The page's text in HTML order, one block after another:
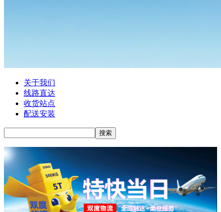
关于我们
线路直达
收货站点
配送安装